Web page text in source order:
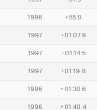
1996 +55.0
1997 +01:07.9
1997 +01:14.5
1997 +01:19.8
1996 +01:30.6
1996 +01:40.4